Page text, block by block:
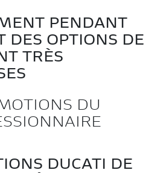
PENDANT
DES OPTIONS DE
TRÈS
DU
DUCATI DE